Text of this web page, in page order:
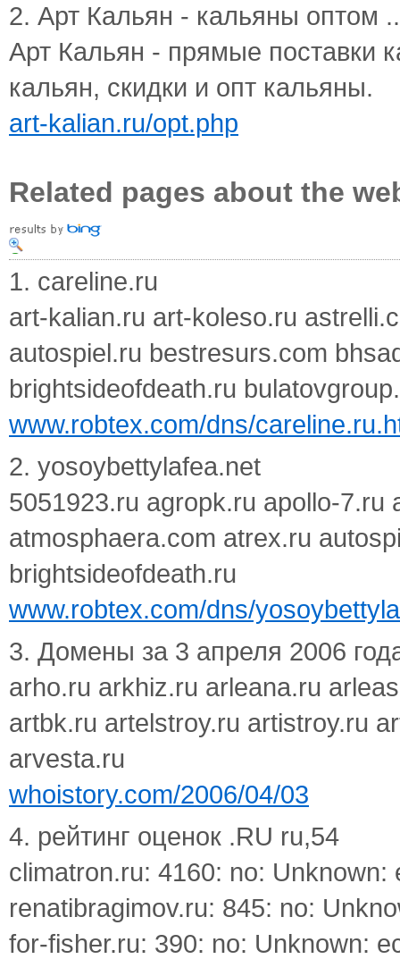
2. Арт Кальян - кальяны оптом
Арт Кальян - прямые поставки
кальян, скидки и опт кальяны.
art-kalian.ru/opt.php
Related pages about the
1. careline.ru
art-kalian.ru art-koleso.ru
autospiel.ru bestresurs.com
brightsideofdeath.ru
www.robtex.com/dns/
2. yosoybettylafea.net
5051923.ru agropk.ru apollo-
atmosphaera.com atrex.ru
brightsideofdeath.ru
www.robtex.com/dns/
3. Домены за 3 апреля 2006
arho.ru arkhiz.ru arleana.ru
artbk.ru artelstroy.ru artistroy.ru
arvesta.ru
whoistory.com/2006/04/03
4. рейтинг оценок .RU ru,54
climatron.ru: 4160: no:
renatibragimov.ru: 845: no:
for-fisher.ru: 390: no: Unknown: